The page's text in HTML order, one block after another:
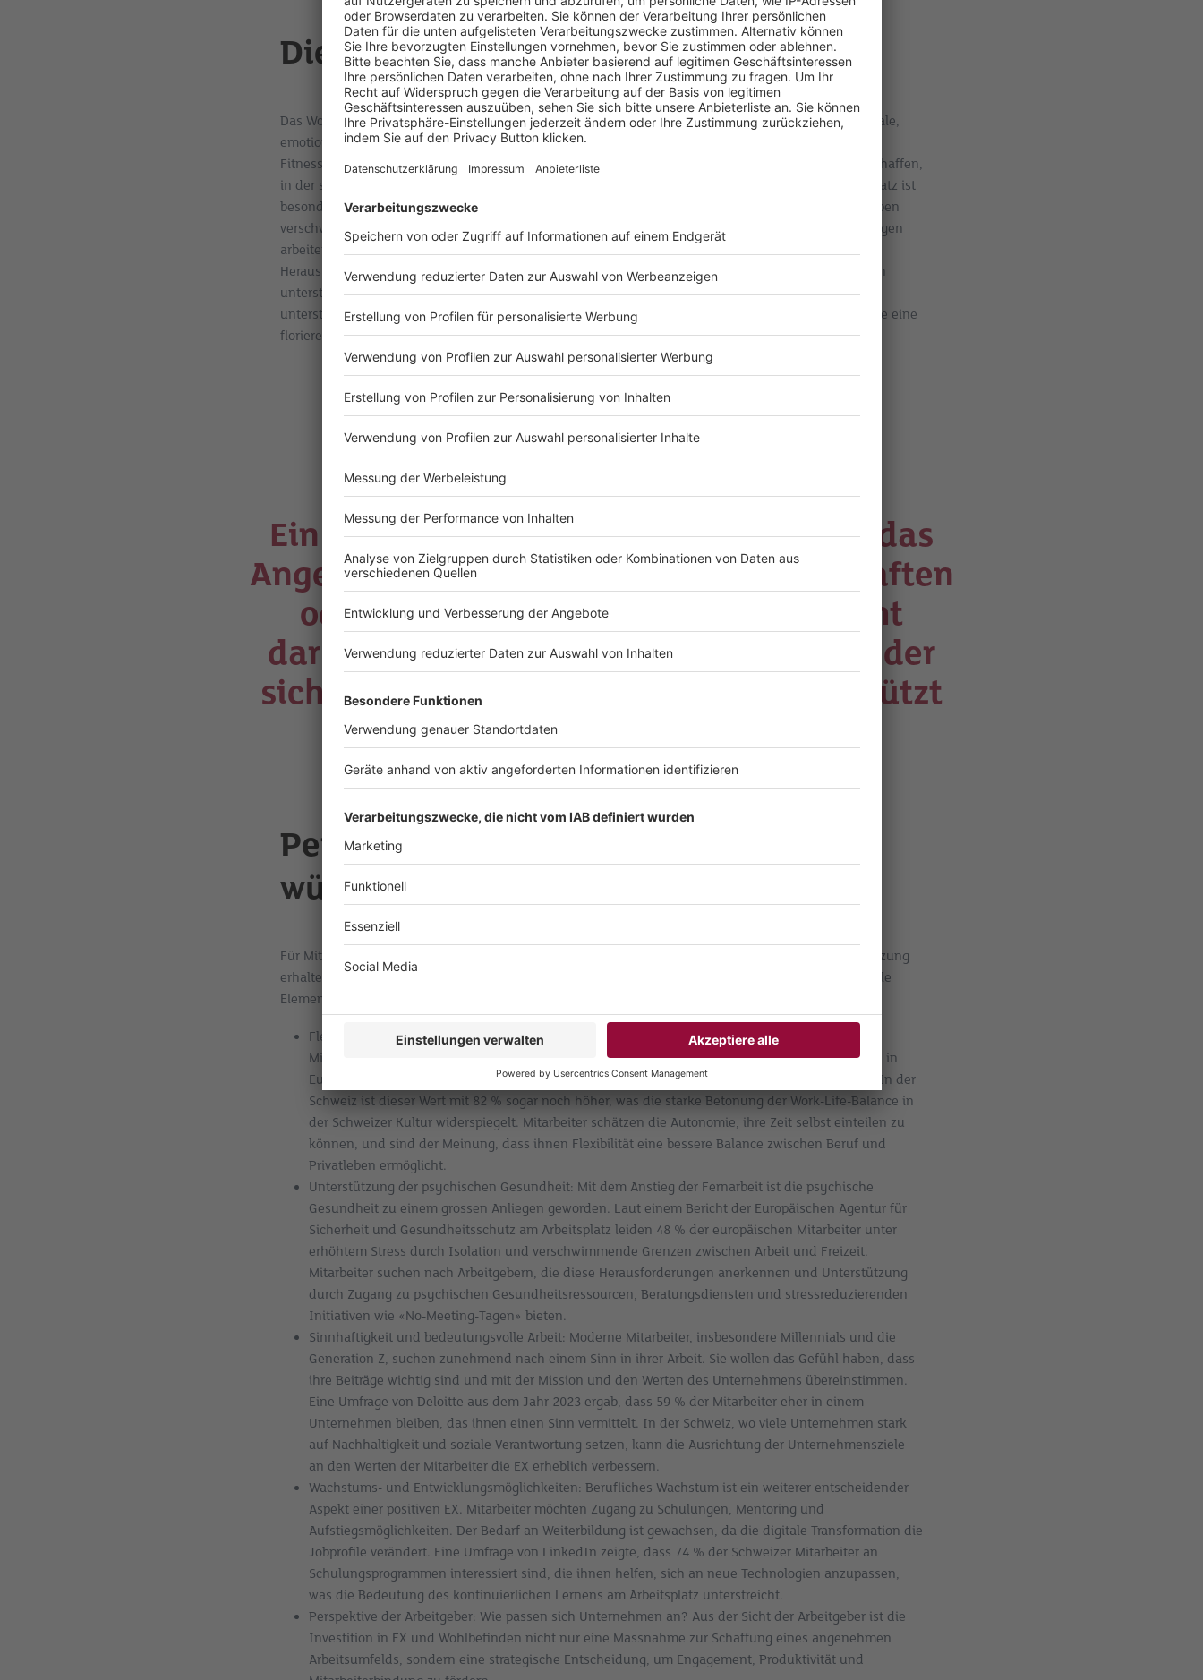
Die Rolle des Wohlbefindens in der EX
Das Wohlbefinden der Mitarbeiter ist ein zentraler Bestandteil der EX und umfasst körperliche, mentale,
emotionale und finanzielle Gesundheit. Ein Fokus auf Wohlbefinden geht über das Angebot von
Fitnessstudio-Mitgliedschaften oder gesunden Snacks hinaus; es geht darum, eine Umgebung zu schaffen,
in der sich Mitarbeiter wertgeschätzt, unterstützt und ausgeglichen fühlen. Dieser ganzheitliche Ansatz ist
besonders im Kontext der hybriden Arbeit relevant, bei der die Grenzen zwischen Beruf und Privatleben
verschwimmen können. In einer Studie der Universität Zürich gaben 67 % der in hybriden Umgebungen
arbeitenden Mitarbeiter an, dass die Vereinbarkeit von Beruf und Privatleben eine erhebliche
Herausforderung darstellt. Doch jene, die das Gefühl hatten, dass ihr Unternehmen ihr Wohlbefinden
unterstützt, berichteten von höherer Arbeitszufriedenheit und Produktivität. Diese Korrelation
unterstreicht, warum Wohlbefinden zu einem strategischen Fokus für Unternehmen geworden ist, die eine
florierende Belegschaft aufbauen möchten.
Ein Fokus auf Wohlbefinden geht über das
Angebot von Fitnessstudio-Mitgliedschaften
oder gesunden Snacks hinaus; es geht
darum, eine Umgebung zu schaffen, in der
sich Mitarbeiter wertgeschätzt, unterstützt
und ausgeglichen fühlen.
Perspektive der Mitarbeitenden: Was
wünschen sich die Angestellten?
Für Mitarbeiter bedeutet eine positive Erfahrung, dass sie die Tools, die Flexibilität und die Unterstützung
erhalten, die sie benötigen, um ihre Aufgaben effektiv zu erfüllen. Die wichtigsten sind einige zentrale
Elemente, die Mitarbeitende auf ihrer Wunschliste haben:
Flexibilität und Autonomie: Der Übergang zur Fern- und hybriden Arbeit hat den Wunsch der
Mitarbeiter nach Flexibilität verstärkt. Eine Umfrage von PwC ergab, dass 76 % der Beschäftigten in
Europa flexible Arbeitsmodelle als wichtigen Bestandteil ihrer Gesamtzufriedenheit betrachten. In der
Schweiz ist dieser Wert mit 82 % sogar noch höher, was die starke Betonung der Work-Life-Balance in
der Schweizer Kultur widerspiegelt. Mitarbeiter schätzen die Autonomie, ihre Zeit selbst einteilen zu
können, und sind der Meinung, dass ihnen Flexibilität eine bessere Balance zwischen Beruf und
Privatleben ermöglicht.
Unterstützung der psychischen Gesundheit: Mit dem Anstieg der Fernarbeit ist die psychische
Gesundheit zu einem grossen Anliegen geworden. Laut einem Bericht der Europäischen Agentur für
Sicherheit und Gesundheitsschutz am Arbeitsplatz leiden 48 % der europäischen Mitarbeiter unter
erhöhtem Stress durch Isolation und verschwimmende Grenzen zwischen Arbeit und Freizeit.
Mitarbeiter suchen nach Arbeitgebern, die diese Herausforderungen anerkennen und Unterstützung
durch Zugang zu psychischen Gesundheitsressourcen, Beratungsdiensten und stressreduzierenden
Initiativen wie «No-Meeting-Tagen» bieten.
Sinnhaftigkeit und bedeutungsvolle Arbeit: Moderne Mitarbeiter, insbesondere Millennials und die
Generation Z, suchen zunehmend nach einem Sinn in ihrer Arbeit. Sie wollen das Gefühl haben, dass
ihre Beiträge wichtig sind und mit der Mission und den Werten des Unternehmens übereinstimmen.
Eine Umfrage von Deloitte aus dem Jahr 2023 ergab, dass 59 % der Mitarbeiter eher in einem
Unternehmen bleiben, das ihnen einen Sinn vermittelt. In der Schweiz, wo viele Unternehmen stark
auf Nachhaltigkeit und soziale Verantwortung setzen, kann die Ausrichtung der Unternehmensziele
an den Werten der Mitarbeiter die EX erheblich verbessern.
Wachstums- und Entwicklungsmöglichkeiten: Berufliches Wachstum ist ein weiterer entscheidender
Aspekt einer positiven EX. Mitarbeiter möchten Zugang zu Schulungen, Mentoring und
Aufstiegsmöglichkeiten. Der Bedarf an Weiterbildung ist gewachsen, da die digitale Transformation die
Jobprofile verändert. Eine Umfrage von LinkedIn zeigte, dass 74 % der Schweizer Mitarbeiter an
Schulungsprogrammen interessiert sind, die ihnen helfen, sich an neue Technologien anzupassen,
was die Bedeutung des kontinuierlichen Lernens am Arbeitsplatz unterstreicht.
Perspektive der Arbeitgeber: Wie passen sich Unternehmen an? Aus der Sicht der Arbeitgeber ist die
Investition in EX und Wohlbefinden nicht nur eine Massnahme zur Schaffung eines angenehmen
Arbeitsumfelds, sondern eine strategische Entscheidung, um Engagement, Produktivität und